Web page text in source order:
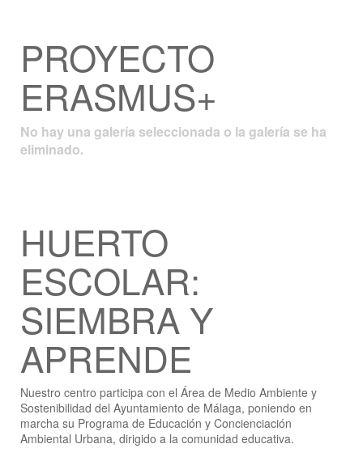
PROYECTO
ERASMUS+
No hay una galería seleccionada o la galería se ha
eliminado.
HUERTO
ESCOLAR:
SIEMBRA Y
APRENDE
Nuestro centro participa con el Área de Medio Ambiente y
Sostenibilidad del Ayuntamiento de Málaga, poniendo en
marcha su Programa de Educación y Concienciación
Ambiental Urbana, dirigido a la comunidad educativa.